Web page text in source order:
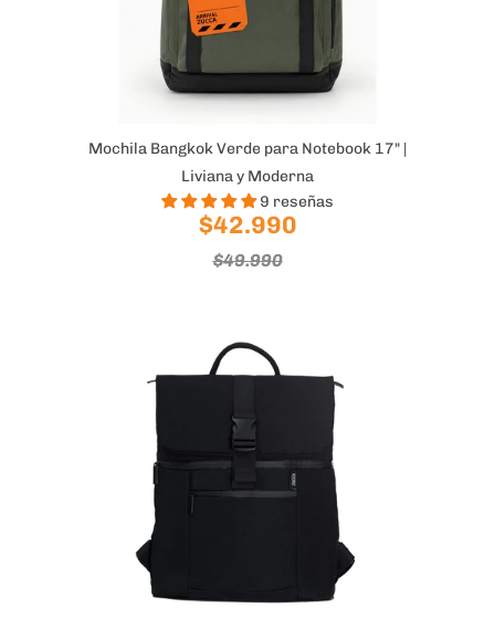
Mochila Bangkok Verde para Notebook 17" |
Liviana y Moderna
9 reseñas
$42.990
$49.990